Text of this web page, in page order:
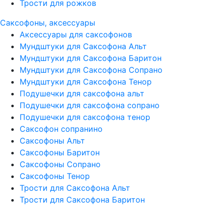
Трости для рожков
Саксофоны, аксессуары
Аксессуары для саксофонов
Мундштуки для Саксофона Альт
Мундштуки для Саксофона Баритон
Мундштуки для Саксофона Сопрано
Мундштуки для Саксофона Тенор
Подушечки для саксофона альт
Подушечки для саксофона сопрано
Подушечки для саксофона тенор
Саксофон сопранино
Саксофоны Альт
Саксофоны Баритон
Саксофоны Сопрано
Саксофоны Тенор
Трости для Саксофона Альт
Трости для Саксофона Баритон